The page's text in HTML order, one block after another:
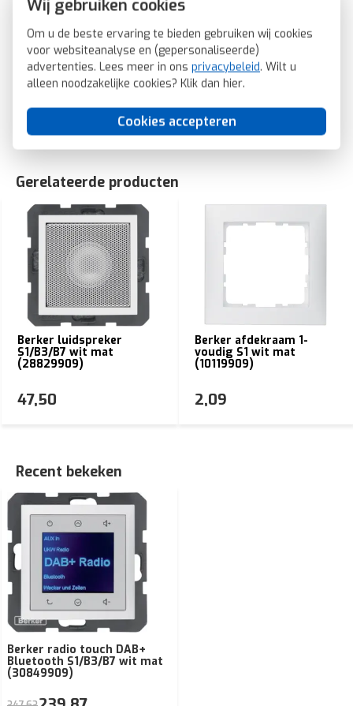
Wij gebruiken cookies
Om u de beste ervaring te bieden gebruiken wij cookies
voor websiteanalyse en (gepersonaliseerde)
advertenties. Lees meer in ons privacybeleid. Wilt u
alleen noodzakelijke cookies? Klik dan hier.
Cookies accepteren
Compatible met Google Assistant: Nee
Compatible met Amazon Alexa: Nee
Berker radio touch DAB+ Bluetooth S1/B3/B7 wit mat
(30849909)
SKU: Berker 30849909
EAN: 4011334529187
Gerelateerde producten
Berker luidspreker
S1/B3/B7 wit mat
(28829909)
47,50
Berker afdekraam 1-
voudig S1 wit mat
(10119909)
2,09
Recent bekeken
Berker radio touch DAB+
Bluetooth S1/B3/B7 wit mat
(30849909)